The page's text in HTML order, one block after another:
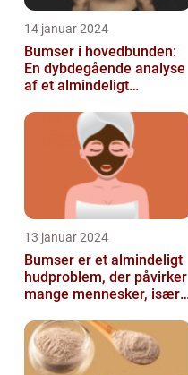
14 januar 2024
Bumser i hovedbunden:
En dybdegående analyse
af et almindeligt
13 januar 2024
Bumser er et almindeligt
hudproblem, der påvirker
mange mennesker, især i